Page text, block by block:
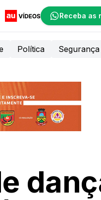
Receba as
Política Segurança